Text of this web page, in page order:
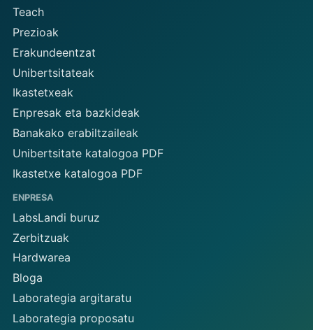
Teach
Prezioak
Erakundeentzat
Unibertsitateak
Ikastetxeak
Enpresak eta bazkideak
Banakako erabiltzaileak
Unibertsitate katalogoa PDF
Ikastetxe katalogoa PDF
ENPRESA
LabsLandi buruz
Zerbitzuak
Hardwarea
Bloga
Laborategia argitaratu
Laborategia proposatu